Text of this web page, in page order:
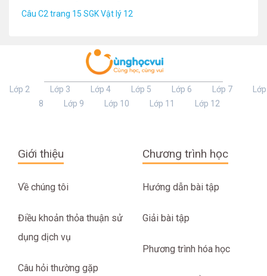
Câu C2 trang 15 SGK Vật lý 12
Lớp 2 Lớp 3 Lớp 4 Lớp 5 Lớp 6 Lớp 7
Lớp
8
Lớp 9 Lớp 10 Lớp 11 Lớp 12
Giới thiệu
Về chúng tôi
Điều khoản thỏa thuận sử
dụng dịch vụ
Câu hỏi thường gặp
Chương trình học
Hướng dẫn bài tập
Giải bài tập
Phương trình hóa học